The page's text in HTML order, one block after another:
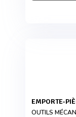
EMPORTE-
OUTILS